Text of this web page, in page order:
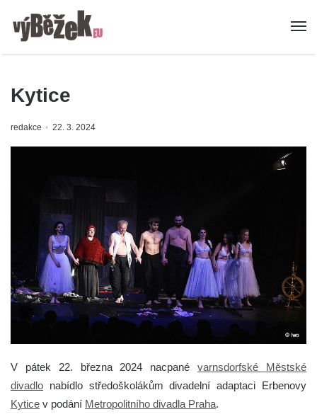
Kytice
redakce 22. 3. 2024
V pátek 22. března 2024 nacpanévarnsdorfské Městské
divadlo nabídlo středoškolákům divadelní adaptaci Erbenovy
Kytice v podání Metropolitního divadla Praha.